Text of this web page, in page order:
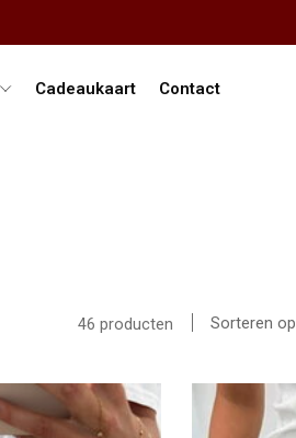
Cadeaukaart Contact
46 producten Sorteren op